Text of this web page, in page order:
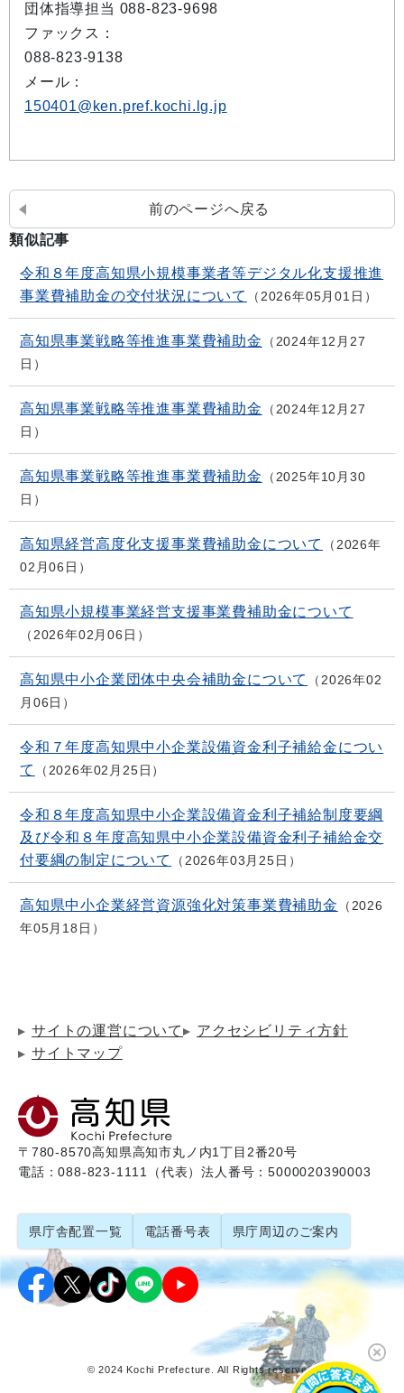
団体指導担当 088-823-9698
ファックス：
088-823-9138
メール：
150401@ken.pref.kochi.lg.jp
前のページへ戻る
類似記事
令和８年度高知県小規模事業者等デジタル化支援推進
事業費補助金の交付状況について
2026年05月01日
高知県事業戦略等推進事業費補助金
2024年12月27
日
高知県事業戦略等推進事業費補助金
2024年12月27
日
高知県事業戦略等推進事業費補助金
2025年10月30
日
高知県経営高度化支援事業費補助金について
2026年
02月06日
高知県小規模事業経営支援事業費補助金について
2026年02月06日
高知県中小企業団体中央会補助金について
2026年02
月06日
令和７年度高知県中小企業設備資金利子補給金につい
て
2026年02月25日
令和８年度高知県中小企業設備資金利子補給制度要綱
及び令和８年度高知県中小企業設備資金利子補給金交
付要綱の制定について
2026年03月25日
高知県中小企業経営資源強化対策事業費補助金
2026
年05月18日
サイトの運営について
アクセシビリティ方針
サイトマップ
〒780-8570高知県高知市丸ノ内1丁目2番20号
電話：088-823-1111（代表）法人番号：5000020390003
県庁舎配置一覧 電話番号表 県庁周辺のご案内
© 2024 Kochi Prefecture. All Rights reserved.